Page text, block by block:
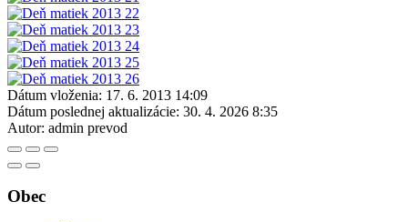
Dátum vloženia: 17. 6. 2013 14:09
Dátum poslednej aktualizácie: 30. 4. 2026 8:35
Autor: admin prevod
Obec